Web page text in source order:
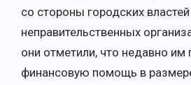
со стороны городских властей
неправительственных
они отметили, что недавно им
финансовую помощь в